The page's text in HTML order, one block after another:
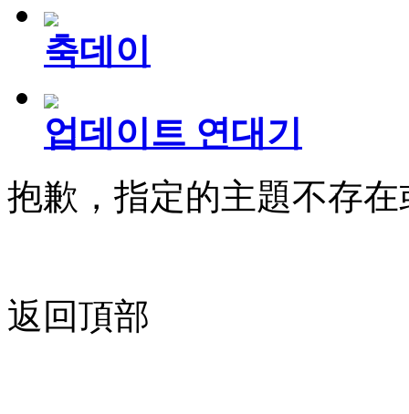
축데이
업데이트 연대기
抱歉，指定的主題不存
返回頂部